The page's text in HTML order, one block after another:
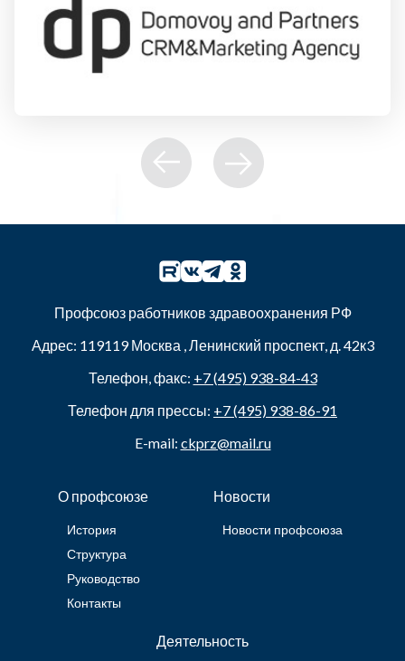
Профсоюз работников здравоохранения РФ
Адрес: 119119Москва Ленинский проспект, д. 42к3
Телефон, факс: +7 (495) 938-84-43
Телефон для прессы: +7 (495) 938-86-91
E-mail: ckprz@mail.ru
О профсоюзе
История
Структура
Руководство
Контакты
Новости
Новости профсоюза
Деятельность